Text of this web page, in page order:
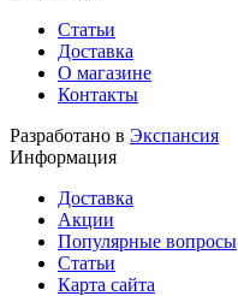
Статьи
Доставка
О магазине
Контакты
Разработано в Экспансия
Информация
Доставка
Акции
Популярные вопросы
Статьи
Карта сайта